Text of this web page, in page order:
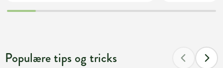
Populære tips og tricks